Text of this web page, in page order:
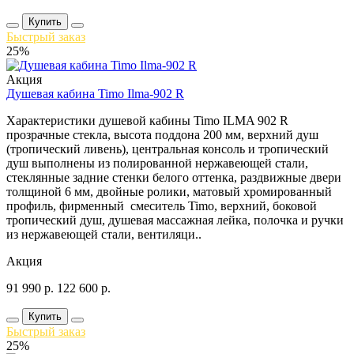
Купить
Быстрый заказ
25%
Акция
Душевая кабина Timo Ilma-902 R
Характеристики душевой кабины Timo ILMA 902 R
прозрачные стекла, высота поддона 200 мм, верхний душ
(тропический ливень), центральная консоль и тропический
душ выполнены из полированной нержавеющей стали,
стеклянные задние стенки белого оттенка, раздвижные двери
толщиной 6 мм, двойные ролики, матовый хромированный
профиль, фирменный смеситель Timo, верхний, боковой
тропический душ, душевая массажная лейка, полочка и ручки
из нержавеющей стали, вентиляци..
Акция
91 990 р. 122 600 р.
Купить
Быстрый заказ
25%